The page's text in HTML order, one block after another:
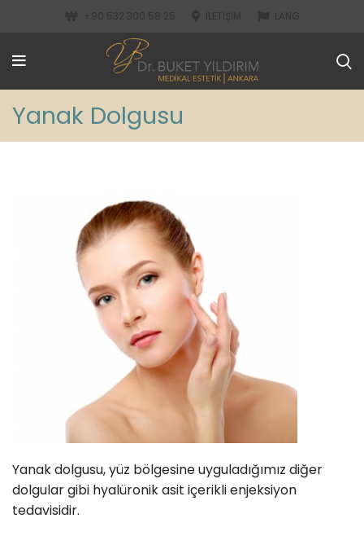
Yanak Dolgusu
Yanak dolgusu, yüz bölgesine uyguladığımız diğer
dolgular gibi hyalüronik asit içerikli enjeksiyon
tedavisidir.